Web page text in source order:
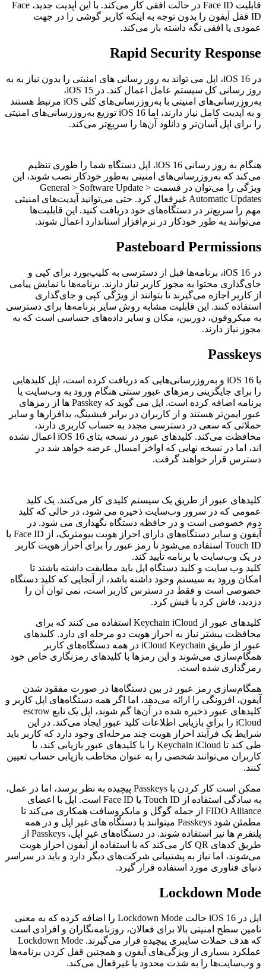
قابلیت Face ID در حالت افقی کار می‌کند. با این آپدیت جدید، Face
ID قفل آیفون را بدون توجه به اینکه کاربر گوشی را در جهت
عمودی یا افقی نگه داشته باز می‌کند.
Rapid Security Response
در iOS 16، اپل می تواند به روز رسانی های امنیتی را بدون نیاز به به
روز رسانی کل سیستم عامل اعمال کند. در iOS 15،
به‌روزرسانی‌های امنیتی با به‌روزرسانی‌های کلی iOS مرتبط هستند
و به آپدیت کامل نیاز دارند، اما iOS 16 توزیع به‌روزرسانی‌های امنیتی
را برای اپل آسان‌تر و دانلود آن‌ها را سریع‌تر می‌کند.
هنگام به روز رسانی iOS 16، اپل دستگاه شما را طوری تنظیم
می‌کند که به‌روزرسانی‌های امنیتی به‌طور خودکار نصب شوند، این
ویژگی را می‌توان در قسمت General > Software Update >
Automatic Updates غیرفعال کرد. حتی می‌توانید آپدیت‌های امنیتی
مهم را سریع‌تر در دستگاه‌های خود دریافت کنید. این قابلیت‌ها
می‌توانند به طور خودکار در نرم‌افزار استاندارد اعمال شوند.
Pasteboard Permissions
در iOS 16، برنامه‌ها قبل از دسترسی به کلیپ‌بورد برای کپی و
جای‌گذاری محتوا به مجوز کاربر نیاز دارند. برنامه‌ها با نمایش پیامی
از کاربر اجازه می‌گیرند تا بتوانند از ویژگی کپی و جای‌گذاری
استفاده کنند. این قابلیت مشابه روش سایر برنامه‌ها برای دسترسی
به میکروفون، دوربین، مکان و سایر داده‌های حساسی است که به
مجوز نیاز دارند.
Passkeys
با iOS 16 و به‌روزرسانی‌هایی که دریافت کرده است، اپل کلیدهایی
را برای جایگزینی رمزهای عبور سنتی هنگام ورود به وب‌سایت یا
برنامه اضافه کرده است. اپل می گوید که Passkey ها از رمزهای
عبور ایمن‌تر هستند و از کاربران در برابر فیشینگ، بدافزارها و سایر
حملاتی که سعی در دسترسی مجدد به حساب کاربری دارند،
محافظت می‌کند. کلیدهای عبور در نسخه بتای iOS 16 اعمال نشده
اند، اما در نسخه نهایی که اواخر امسال عرضه خواهد شد در
دسترس قرار خواهند گرفت.
کلیدهای عبور از طریق یک سیستم کلیدی کار می‌کنند. یک کلید
عمومی که در سرور وب‌سایت ذخیره می شود، در حالی که کلید
دوم خصوصی است و در حافظه دستگاه نگهداری می شود. در
آیفون و سایر دستگاه‌های دارای احراز هویت بیومتریک، از Face ID یا
Touch ID استفاده می‌شود تا رمز عبور را برای احراز هویت کاربر
در یک وب‌سایت یا برنامه تأیید کند.
کلید وب سایت و کلید دستگاه اپل باید مطابقت داشته باشند تا
امکان ورود به سیستم وجود داشته باشد، از آنجایی که کلید دستگاه
خصوصی است و فقط در دسترس کاربر است، نمی توان آن را
دزدید، فاش کرد یا فیش کرد.
کلیدهای عبور از Keychain iCloud استفاده می کنند که برای
محافظت بیشتر نیاز به احراز هویت دو مرحله ای دارد. کلیدهای
عبور از طریق iCloud Keychain در همه دستگاه‌های کاربر
همگام‌سازی می‌شوند و این رمزها با کلیدهای رمزنگاری خاص خود
رمزگذاری شده است.
همگام‌سازی رمز عبور در بین دستگاه‌ها در صورت مفقود شدن
آیفون، افزونگی را ارائه می‌دهد، اما اگر همه دستگاه‌های اپل کاربر و
کلیدهای عبور ذخیره شده در آن‌ها گم شوند، اپل یک تابع escrow
iCloud را برای بازیابی اطلاعات کلید عبور ایجاد می‌کند. در این
شرایط یک فرآیند احراز هویت چند مرحله‌ای وجود دارد که کاربر باید
طی کند تا Keychain iCloud را با کلیدهای عبور بازیابی کند، یا
کاربران می‌توانند شخصی را به عنوان مخاطب بازیابی حساب تعیین
کنند.
ممکن است کار کردن با Passkeys پیچیده به نظر برسد، اما در عمل،
به سادگی استفاده از Touch ID یا Face ID است. اپل با اعضای
FIDO Alliance از جمله گوگل و مایکروسافت همکاری می‌کند تا
مطمئن شود Passkeys میتوانند با دستگاه های غیر اپل و در همه
پلتفرم ها نیز استفاده شوند. در دستگاه‌های غیر اپل، Passkeys از
طریق کدهای QR کار می‌کند که با استفاده از آیفون احراز هویت
می‌شوند، اما نیاز به پشتیبانی شرکت‌های دیگر دارد و باید در سراسر
دنیای فناوری مورد استفاده قرار گیرد.
Lockdown Mode
اپل در iOS 16 حالت Lockdown Mode را اضافه کرده که به معنی
تامین سطح امنیتی بالا برای فعالان، روزنامه‌نگاران و افرادی است
که هدف حملات سایبری پیچیده قرار می‌گیرند. Lockdown Mode
عملکرد بسیاری از ویژگی‌های آیفون و همچنین قفل کردن برنامه‌ها
و وب‌سایت‌ها را به شدت محدود یا غیرفعال می‌کند.